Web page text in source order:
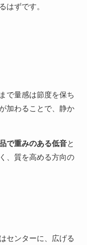
はずです。
で量感は節度を保ち
加わることで、静か
品で重みのある低音と
、質を高める方向の
センターに、広げる